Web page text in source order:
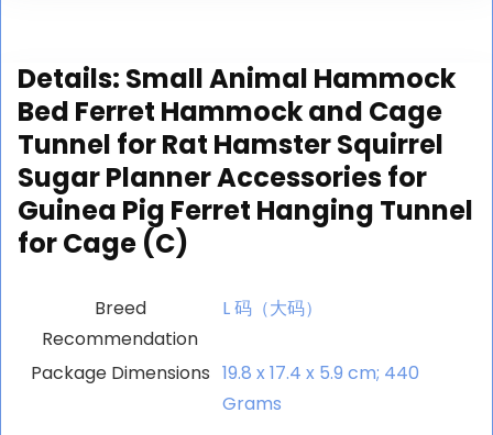
Details: Small Animal Hammock
Bed Ferret Hammock and Cage
Tunnel for Rat Hamster Squirrel
Sugar Planner Accessories for
Guinea Pig Ferret Hanging Tunnel
for Cage (C)
Breed
Recommendation
‎L 码（大码）
Package Dimensions ‎19.8 x 17.4 x 5.9 cm; 440
Grams